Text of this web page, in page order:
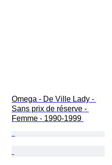
Omega - De Ville Lady -
Sans prix de réserve -
Femme - 1990-1999